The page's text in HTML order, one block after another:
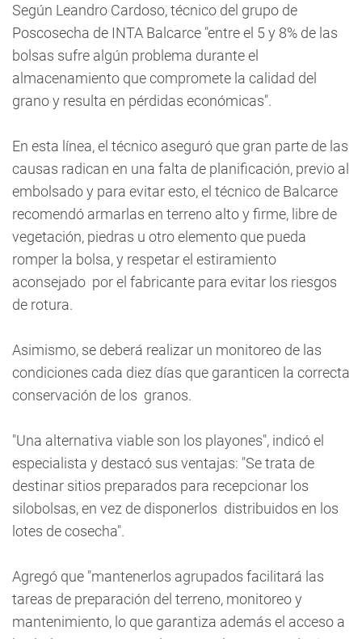
Según Leandro Cardoso, técnico del grupo de
Poscosecha de INTA Balcarce "entre el 5 y 8% de las
bolsas sufre algún problema durante el
almacenamiento que compromete la calidad del
grano y resulta en pérdidas económicas".
En esta línea, el técnico aseguró que gran parte de las
causas radican en una falta de planificación, previo al
embolsado y para evitar esto, el técnico de Balcarce
recomendó armarlas en terreno alto y firme, libre de
vegetación, piedras u otro elemento que pueda
romper la bolsa, y respetar el estiramiento
aconsejado por el fabricante para evitar los riesgos
de rotura.
Asimismo, se deberá realizar un monitoreo de las
condiciones cada diez días que garanticen la correcta
conservación de los granos.
"Una alternativa viable son los playones", indicó el
especialista y destacó sus ventajas: "Se trata de
destinar sitios preparados para recepcionar los
silobolsas, en vez de disponerlos distribuidos en los
lotes de cosecha".
Agregó que "mantenerlos agrupados facilitará las
tareas de preparación del terreno, monitoreo y
mantenimiento, lo que garantiza además el acceso a